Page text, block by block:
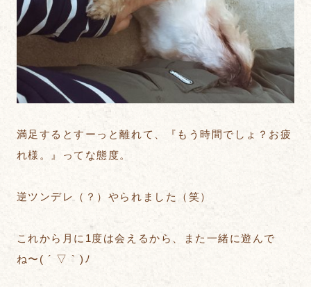
満足するとすーっと離れて、『もう時間でしょ？お疲
れ様。』ってな態度。
逆ツンデレ（？）やられました（笑）
これから月に1度は会えるから、また一緒に遊んで
ね〜( ´ ▽ ` )ﾉ